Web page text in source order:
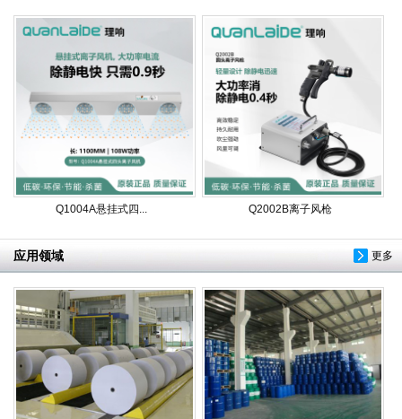
Q1004A悬挂式四... Q2002B离子风枪
更多
应用领域